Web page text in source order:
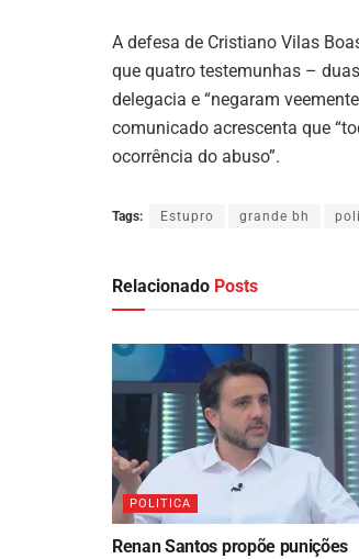
A defesa de Cristiano Vilas
que quatro testemunhas –
delegacia e “negaram
comunicado acrescenta que
ocorrência do abuso”.
Tags: Estupro grande bh
Relacionado Posts
POLITICA
Renan Santos propõe punições